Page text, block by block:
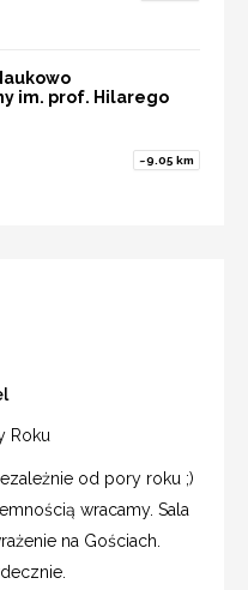
im. prof. Hilarego
~9.05 km
Roku
od pory roku ;)
wracamy. Sala
na Gościach.